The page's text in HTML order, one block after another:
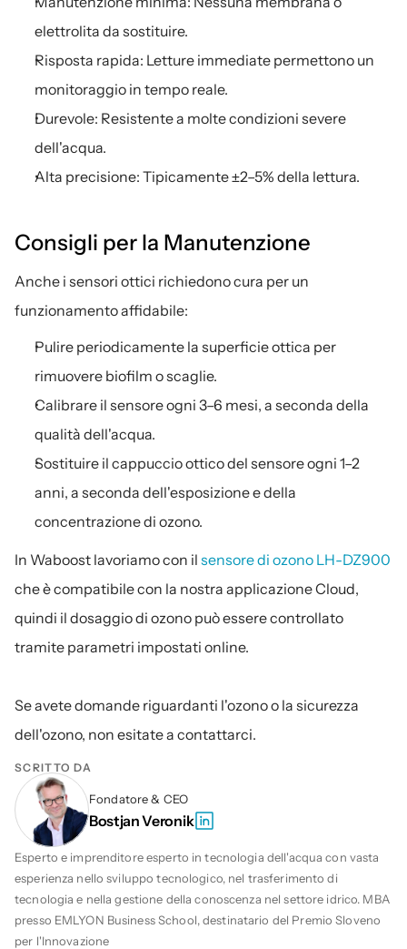
SCRITTO DA
Fondatore & CEO
Bostjan Veronik
Esperto e imprenditore esperto in tecnologia dell'acqua con vasta
esperienza nello sviluppo tecnologico, nel trasferimento di
tecnologia e nella gestione della conoscenza nel settore idrico. MBA
presso EMLYON Business School, destinatario del Premio Sloveno
per l'Innovazione
elettrolita da sostituire.
Risposta rapida: Letture immediate permettono un
monitoraggio in tempo reale.
Durevole: Resistente a molte condizioni severe
dell'acqua.
Alta precisione: Tipicamente ±2–5% della lettura.
Consigli per la Manutenzione
Anche i sensori ottici richiedono cura per un
funzionamento affidabile:
Pulire periodicamente la superficie ottica per
rimuovere biofilm o scaglie.
Calibrare il sensore ogni 3–6 mesi, a seconda della
qualità dell'acqua.
Sostituire il cappuccio ottico del sensore ogni 1–2
anni, a seconda dell'esposizione e della
concentrazione di ozono.
In Waboost lavoriamo con il sensore di ozono LH-DZ900
che è compatibile con la nostra applicazione Cloud,
quindi il dosaggio di ozono può essere controllato
tramite parametri impostati online.
Se avete domande riguardanti l'ozono o la sicurezza
dell'ozono, non esitate a contattarci.